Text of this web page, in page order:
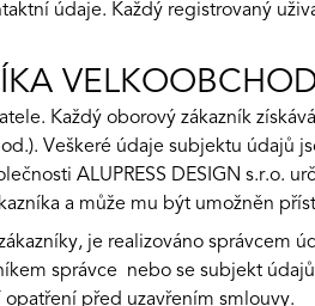
údaje. Každý registrovaný
Každý oborový zákazník
Veškeré údaje subjektu údajů
ALUPRESS DESIGN s.r.o.
a může mu být umožněn
je realizováno správcem
správce nebo se subjekt
před uzavřením smlouvy.